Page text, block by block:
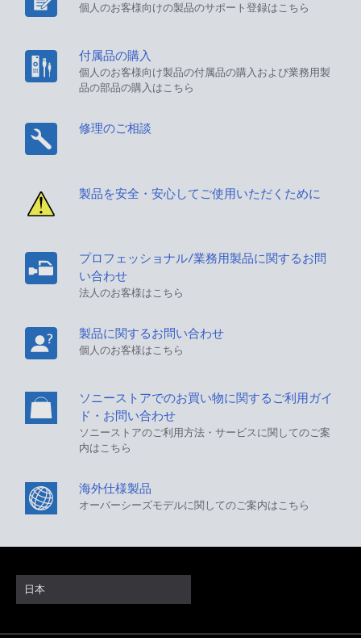
個人のお客様向けの製品のサポート登録はこちら
付属品の購入
個人のお客様向け製品の付属品の購入および業務用製
品の部品の購入はこちら
修理のご相談
製品を安全・安心してご使用いただくために
プロフェッショナル/業務用製品に関するお問
い合わせ
法人のお客様はこちら
製品に関するお問い合わせ
個人のお客様はこちら
ソニーストアでのお買い物に関するご利用ガイ
ド・お問い合わせ
ソニーストアのご利用方法・サービスに関してのご案
内はこちら
海外仕様製品
オーバーシーズモデルに関してのご案内はこちら
日本